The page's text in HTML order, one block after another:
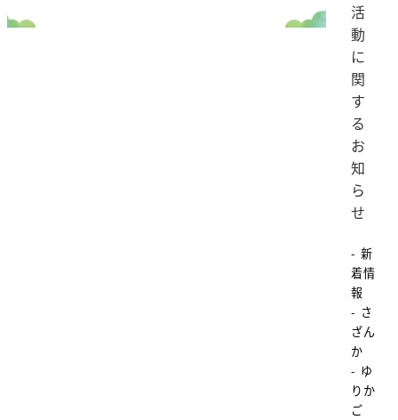
活
動
に
関
す
る
お
知
ら
せ
- 新
着情
報
- さ
ざん
か
- ゆ
りか
ご